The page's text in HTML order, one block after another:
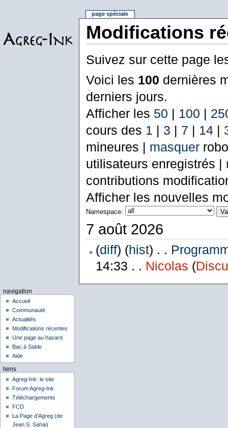
Modifications
Suivez sur cette page
Voici les 100 dernières
derniers jours.
Afficher les 50 | 100 |
cours des 1 | 3 | 7 | 14|
mineures | masquer
utilisateurs enregistrés |
contributions
Afficher les nouvelles
Namespace:
7 août 2026
(diff) (hist) . .
14:33 . . Nicolas (
page spéciale
navigation
Accueil
Communauté
Actualités
Modifications récentes
Une page au hasard
Bac à Sable
Aide
liens
Agreg-Ink: le site
Forum Agreg-Ink
Téléchargements
FCD
La Page d'Agreg (de
Jean S. Sahai)